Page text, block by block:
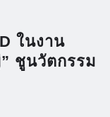
ในงาน
ชูนวัตกรรม